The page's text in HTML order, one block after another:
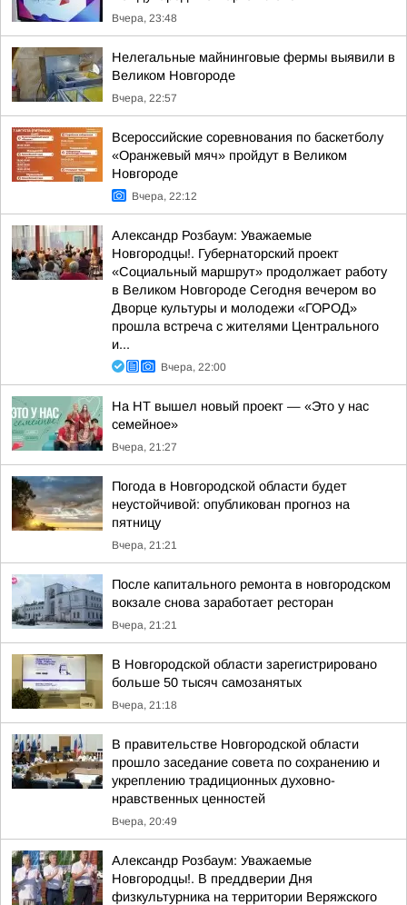
Вчера, 23:48
Нелегальные майнинговые фермы выявили в
Великом Новгороде
Вчера, 22:57
Всероссийские соревнования по баскетболу
«Оранжевый мяч» пройдут в Великом
Новгороде
Вчера, 22:12
Александр Розбаум: Уважаемые
Новгородцы!. Губернаторский проект
«Социальный маршрут» продолжает работу
в Великом Новгороде Сегодня вечером во
Дворце культуры и молодежи «ГОРОД»
прошла встреча с жителями Центрального
и...
Вчера, 22:00
На НТ вышел новый проект — «Это у нас
семейное»
Вчера, 21:27
Погода в Новгородской области будет
неустойчивой: опубликован прогноз на
пятницу
Вчера, 21:21
После капитального ремонта в новгородском
вокзале снова заработает ресторан
Вчера, 21:21
В Новгородской области зарегистрировано
больше 50 тысяч самозанятых
Вчера, 21:18
В правительстве Новгородской области
прошло заседание совета по сохранению и
укреплению традиционных духовно-
нравственных ценностей
Вчера, 20:49
Александр Розбаум: Уважаемые
Новгородцы!. В преддверии Дня
физкультурника на территории Веряжского